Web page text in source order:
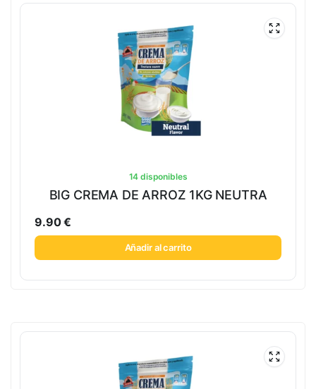
14 disponibles
BIG CREMA DE ARROZ 1KG NEUTRA
9.90€
Añadir al carrito